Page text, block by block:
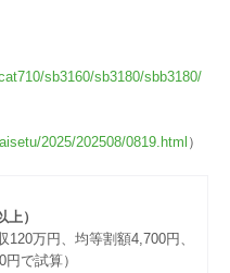
sb3160/sb3180/sbb3180/
2025/202508/0819.html ）
）
120万円、均等割額4,700円、
で試算）